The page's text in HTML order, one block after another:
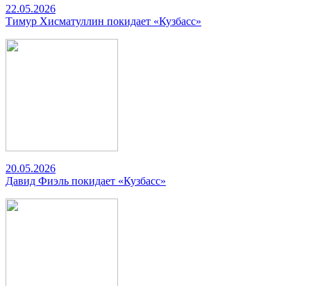
22.05.2026
Тимур Хисматуллин покидает «Кузбасс»
20.05.2026
Давид Фиэль покидает «Кузбасс»